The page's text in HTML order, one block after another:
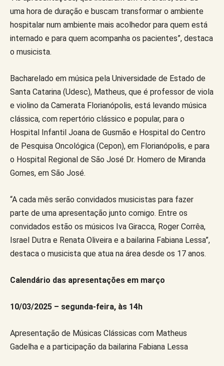
uma hora de duração e buscam transformar o ambiente
hospitalar num ambiente mais acolhedor para quem está
internado e para quem acompanha os pacientes”, destaca
o musicista.
Bacharelado em música pela Universidade de Estado de
Santa Catarina (Udesc), Matheus, que é professor de viola
e violino da Camerata Florianópolis, está levando música
clássica, com repertório clássico e popular, para o
Hospital Infantil Joana de Gusmão e Hospital do Centro
de Pesquisa Oncológica (Cepon), em Florianópolis, e para
o Hospital Regional de São José Dr. Homero de Miranda
Gomes, em São José.
“A cada mês serão convidados musicistas para fazer
parte de uma apresentação junto comigo. Entre os
convidados estão os músicos Iva Giracca, Roger Corrêa,
Israel Dutra e Renata Oliveira e a bailarina Fabiana Lessa”,
destaca o musicista que atua na área desde os 17 anos.
Calendário das apresentações em março
10/03/2025 – segunda-feira, às 14h
Apresentação de Músicas Clássicas com Matheus
Gadelha e a participação da bailarina Fabiana Lessa